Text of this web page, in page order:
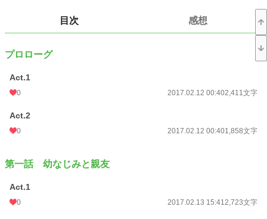
文字数 134,111
初回公開日時
週間ポイント
月間ポイント
目次 感想
プロローグ
Act.1
0 2017.02.12 00:402,411文字
Act.2
0 2017.02.12 00:401,858文字
第一話 幼なじみと親友
Act.1
0 2017.02.13 15:412,723文字